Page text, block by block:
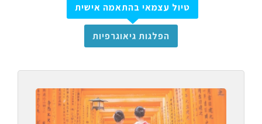
טיול עצמאי בהתאמה אישית
הפלגות גיאוגרפיות